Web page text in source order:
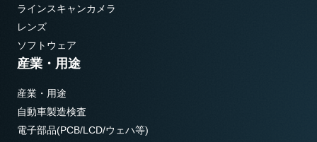
ラインスキャンカメラ
レンズ
ソフトウェア
産業・用途
産業・用途
自動車製造検査
電子部品(PCB/LCD/ウェハ等)